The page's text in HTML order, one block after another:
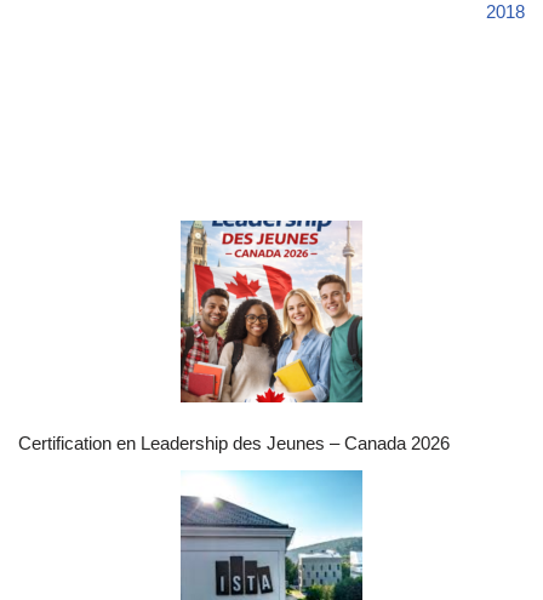
2018
Certification en Leadership des Jeunes – Canada 2026